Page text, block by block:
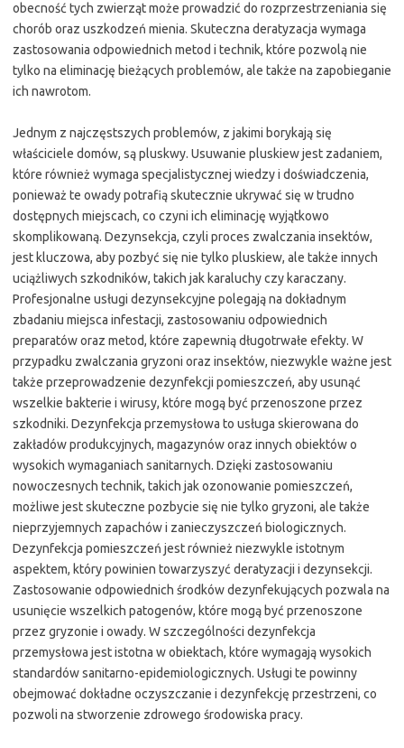
obecność tych zwierząt może prowadzić do rozprzestrzeniania się
chorób oraz uszkodzeń mienia. Skuteczna deratyzacja wymaga
zastosowania odpowiednich metod i technik, które pozwolą nie
tylko na eliminację bieżących problemów, ale także na zapobieganie
ich nawrotom.
Jednym z najczęstszych problemów, z jakimi borykają się
właściciele domów, są pluskwy. Usuwanie pluskiew jest zadaniem,
które również wymaga specjalistycznej wiedzy i doświadczenia,
ponieważ te owady potrafią skutecznie ukrywać się w trudno
dostępnych miejscach, co czyni ich eliminację wyjątkowo
skomplikowaną. Dezynsekcja, czyli proces zwalczania insektów,
jest kluczowa, aby pozbyć się nie tylko pluskiew, ale także innych
uciążliwych szkodników, takich jak karaluchy czy karaczany.
Profesjonalne usługi dezynsekcyjne polegają na dokładnym
zbadaniu miejsca infestacji, zastosowaniu odpowiednich
preparatów oraz metod, które zapewnią długotrwałe efekty. W
przypadku zwalczania gryzoni oraz insektów, niezwykle ważne jest
także przeprowadzenie dezynfekcji pomieszczeń, aby usunąć
wszelkie bakterie i wirusy, które mogą być przenoszone przez
szkodniki. Dezynfekcja przemysłowa to usługa skierowana do
zakładów produkcyjnych, magazynów oraz innych obiektów o
wysokich wymaganiach sanitarnych. Dzięki zastosowaniu
nowoczesnych technik, takich jak ozonowanie pomieszczeń,
możliwe jest skuteczne pozbycie się nie tylko gryzoni, ale także
nieprzyjemnych zapachów i zanieczyszczeń biologicznych.
Dezynfekcja pomieszczeń jest również niezwykle istotnym
aspektem, który powinien towarzyszyć deratyzacji i dezynsekcji.
Zastosowanie odpowiednich środków dezynfekujących pozwala na
usunięcie wszelkich patogenów, które mogą być przenoszone
przez gryzonie i owady. W szczególności dezynfekcja
przemysłowa jest istotna w obiektach, które wymagają wysokich
standardów sanitarno-epidemiologicznych. Usługi te powinny
obejmować dokładne oczyszczanie i dezynfekcję przestrzeni, co
pozwoli na stworzenie zdrowego środowiska pracy.